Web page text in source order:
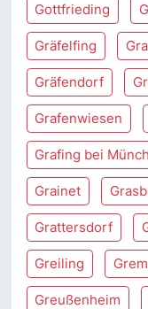
Gottfrieding
Gräfelfing
Gräfendorf
Grafenwiesen
Grafing bei
Grainet
Grattersdorf
Greiling
Greußenheim